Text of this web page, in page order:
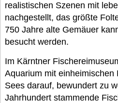
realistischen Szenen mit
nachgestellt, das größte
750 Jahre alte Gemäuer
besucht werden.
Im Kärntner
Aquarium mit einheimischen
Sees darauf, bewundert zu
Jahrhundert stammende